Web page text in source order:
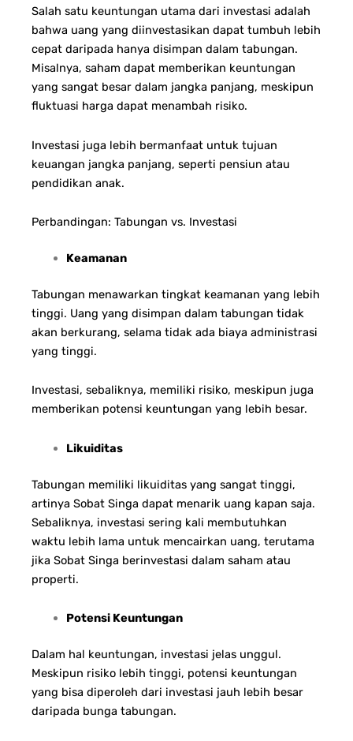
Salah satu keuntungan utama dari investasi adalah
bahwa uang yang diinvestasikan dapat tumbuh lebih
cepat daripada hanya disimpan dalam tabungan.
Misalnya, saham dapat memberikan keuntungan
yang sangat besar dalam jangka panjang, meskipun
fluktuasi harga dapat menambah risiko.
Investasi juga lebih bermanfaat untuk tujuan
keuangan jangka panjang, seperti pensiun atau
pendidikan anak.
Perbandingan: Tabungan vs. Investasi
Keamanan
Tabungan menawarkan tingkat keamanan yang lebih
tinggi. Uang yang disimpan dalam tabungan tidak
akan berkurang, selama tidak ada biaya administrasi
yang tinggi.
Investasi, sebaliknya, memiliki risiko, meskipun juga
memberikan potensi keuntungan yang lebih besar.
Likuiditas
Tabungan memiliki likuiditas yang sangat tinggi,
artinya Sobat Singa dapat menarik uang kapan saja.
Sebaliknya, investasi sering kali membutuhkan
waktu lebih lama untuk mencairkan uang, terutama
jika Sobat Singa berinvestasi dalam saham atau
properti.
Potensi Keuntungan
Dalam hal keuntungan, investasi jelas unggul.
Meskipun risiko lebih tinggi, potensi keuntungan
yang bisa diperoleh dari investasi jauh lebih besar
daripada bunga tabungan.